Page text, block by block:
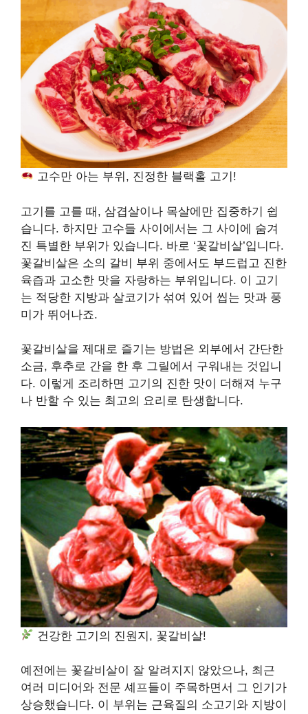
고수만 아는 부위, 진정한 블랙홀 고기!
고기를 고를 때, 삼겹살이나 목살에만 집중하기 쉽
습니다. 하지만 고수들 사이에서는 그 사이에 숨겨
진 특별한 부위가 있습니다. 바로 ‘꽃갈비살’입니다.
꽃갈비살은 소의 갈비 부위 중에서도 부드럽고 진한
육즙과 고소한 맛을 자랑하는 부위입니다. 이 고기
는 적당한 지방과 살코기가 섞여 있어 씹는 맛과 풍
미가 뛰어나죠.
꽃갈비살을 제대로 즐기는 방법은 외부에서 간단한
소금, 후추로 간을 한 후 그릴에서 구워내는 것입니
다. 이렇게 조리하면 고기의 진한 맛이 더해져 누구
나 반할 수 있는 최고의 요리로 탄생합니다.
건강한 고기의 진원지, 꽃갈비살!
예전에는 꽃갈비살이 잘 알려지지 않았으나, 최근
여러 미디어와 전문 셰프들이 주목하면서 그 인기가
상승했습니다. 이 부위는 근육질의 소고기와 지방이